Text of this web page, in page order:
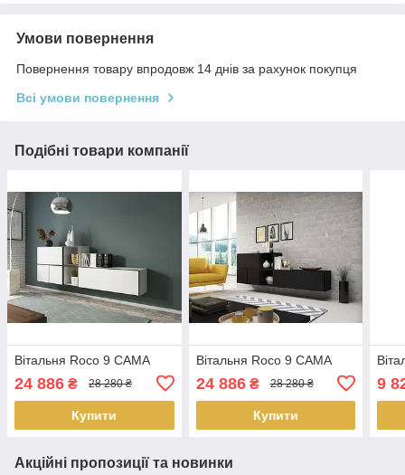
Умови повернення
Повернення товару впродовж 14 днів за рахунок покупця
Всі умови повернення
Подібні товари компанії
Вітальня Roco 9 CAMA
24 886 ₴ 28 280 ₴
Купити
Вітальня Roco 9 CAMA
24 886₴ 28 280 ₴
Купити
9
Акційні пропозиції та новинки